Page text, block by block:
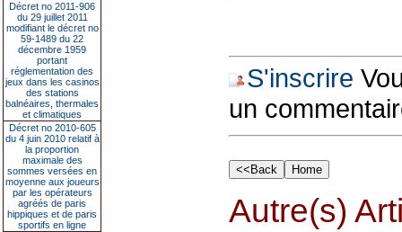
Décret no 2011-906
du 29 juillet 2011
modifiant le décret no
59-1489 du 22
décembre 1959
portant
réglementation des
jeux dans les casinos
des stations
balnéaires, thermales
et climatiques
Décret no 2010-605
du 4 juin 2010 relatif à
la proportion
maximale des
sommes versées en
moyenne aux joueurs
par les opérateurs
agréés de paris
hippiques et de paris
sportifs en ligne
S'inscrire
un
Autre(s)